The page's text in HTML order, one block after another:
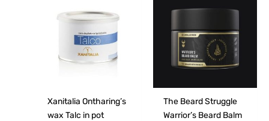
Xanitalia Ontharing’s
wax Talc in pot
The Beard Struggle
Warrior’s Beard Balm
kan